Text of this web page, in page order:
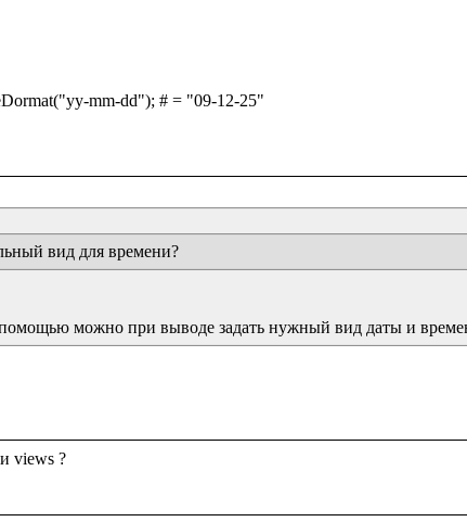
mm-dd"); # = "09-12-25"
вид для времени?
можно при выводе задать нужный вид даты и
views ?